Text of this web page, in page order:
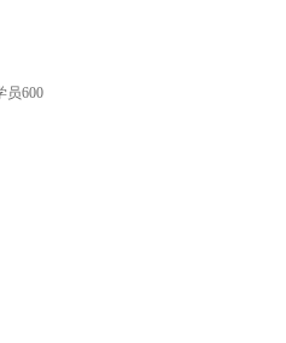
员600